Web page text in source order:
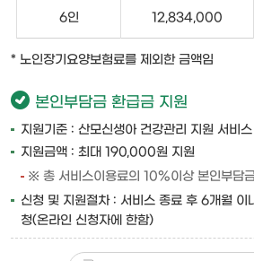
6인 12,834,000
* 노인장기요양보험료를 제외한 금액임
본인부담금 환급금 지원
지원기준 : 산모신생아 건강관리 지원 서비
지원금액 : 최대 190,000원 지원
※ 총 서비스이용료의 10%이상 본인부담
신청 및 지원절차 : 서비스 종료 후 6개월 이
청(온라인 신청자에 한함)